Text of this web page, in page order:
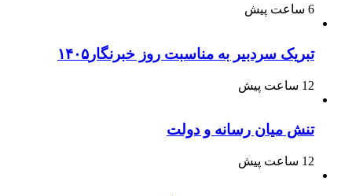
6 ساعت پیش
تبریک سردبیر به مناسبت روز خبرنگار۱۴۰۵
12 ساعت پیش
تنش میان رسانه و دولت
12 ساعت پیش